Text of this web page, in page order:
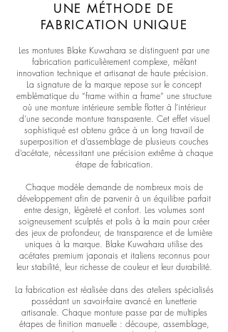
UNE MÉTHODE DE
FABRICATION UNIQUE
Les montures Blake Kuwahara se distinguent par une
fabrication particulièrement complexe, mêlant
innovation technique et artisanat de haute précision.
La signature de la marque repose sur le concept
emblématique du “frame within a frame” une structure
où une monture intérieure semble flotter à l’intérieur
d’une seconde monture transparente. Cet effet visuel
sophistiqué est obtenu grâce à un long travail de
superposition et d’assemblage de plusieurs couches
d’acétate, nécessitant une précision extrême à chaque
étape de fabrication.
Chaque modèle demande de nombreux mois de
développement afin de parvenir à un équilibre parfait
entre design, légèreté et confort. Les volumes sont
soigneusement sculptés et polis à la main pour créer
des jeux de profondeur, de transparence et de lumière
uniques à la marque. Blake Kuwahara utilise des
acétates premium japonais et italiens reconnus pour
leur stabilité, leur richesse de couleur et leur durabilité.
La fabrication est réalisée dans des ateliers spécialisés
possédant un savoir-faire avancé en lunetterie
artisanale. Chaque monture passe par de multiples
étapes de finition manuelle : découpe, assemblage,